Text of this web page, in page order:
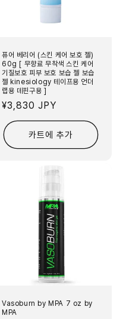
퓨어 베리어 (스킨 케어 보호 젤)
60g [ 무향료 무착색 스킨 케어
기질보호 피부 보호 보습 젤 보습
젤 kinesiology 테이프용 언더
랩용 데핀구용 ]
정
가
¥3,830 JPY
카트에 추가
Vasoburn by MPA 7 oz by
MPA